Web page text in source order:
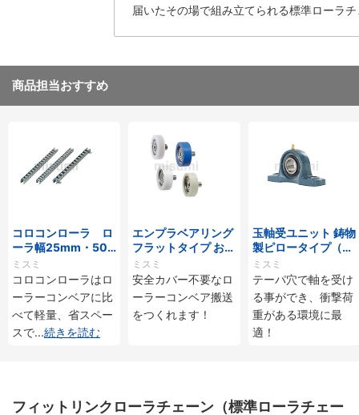
届いたその場で組み立てられる標準ローラ
商品担当おすすめ
コロコンローラ ロ
ーラ幅25mm・50
mmタイプ
ミスミ
コロコンローラはロ
ーラーコンベアに比
べて軽量、省スペー
スで...続きを読む
エンプラベアリング
フラットタイプ おね
じ付
ミスミ
安全カバー不要なロ
ーラーコンベア搬送
をつくれます！
玉軸受ユニット 鋳物
製ピロータイプ（テ
ーパ穴タイプ）
ミスミ
テーパ穴で軸を受け
る事ができ、衝撃荷
重がある環境に最
適！
フィットリンクローラチェーン（標準ローラチェー